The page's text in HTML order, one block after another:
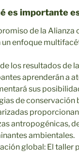
es importante
de la Alianza
un enfoque
los resultados de
aprenderán a
sus
de conservación
antropogénicas,
ambientales.
global: El taller